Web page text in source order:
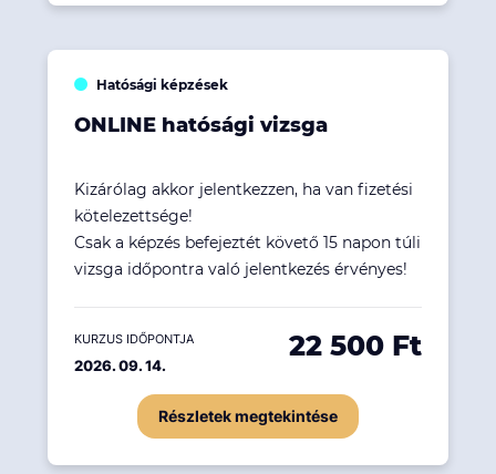
Hatósági képzések
ONLINE hatósági vizsga
Kizárólag akkor jelentkezzen, ha van fizetési
kötelezettsége!
Csak a képzés befejeztét követő 15 napon túli
vizsga időpontra való jelentkezés érvényes!
KURZUS IDŐPONTJA
2026. 09. 14.
22 500 Ft
Részletek megtekintése